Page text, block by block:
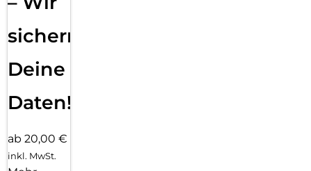
sichern
Deine
Daten!
ab 20,00 €
inkl. MwSt.